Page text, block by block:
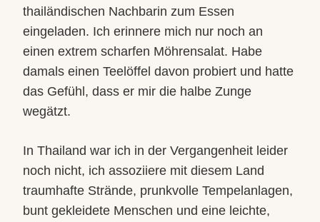
thailändischen Nachbarin zum Essen
eingeladen. Ich erinnere mich nur noch an
einen extrem scharfen Möhrensalat. Habe
damals einen Teelöffel davon probiert und hatte
das Gefühl, dass er mir die halbe Zunge
wegätzt.
In Thailand war ich in der Vergangenheit leider
noch nicht, ich assoziiere mit diesem Land
traumhafte Strände, prunkvolle Tempelanlagen,
bunt gekleidete Menschen und eine leichte,